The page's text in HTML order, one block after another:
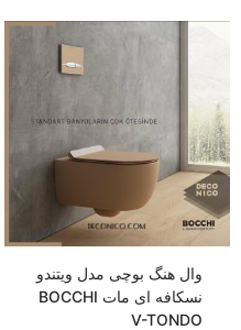
وال هنگ بوچی مدل ویتندو
نسکافه ای مات BOCCHI
V-TONDO